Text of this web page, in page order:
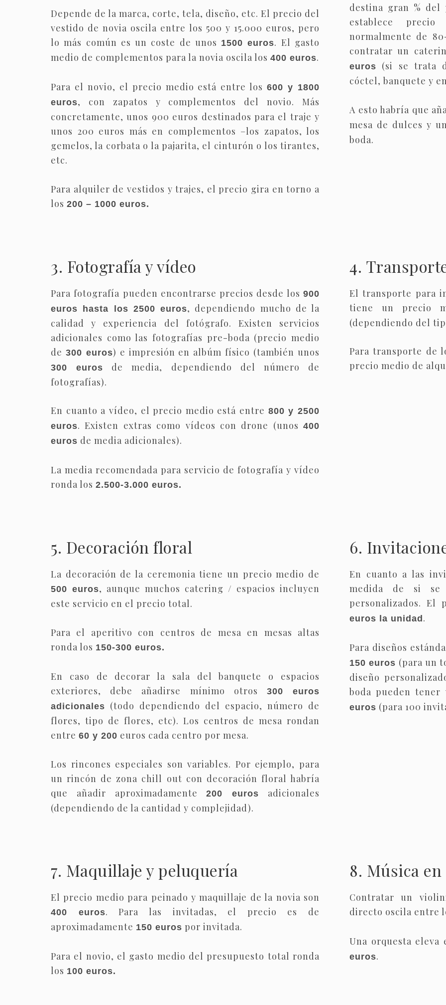
Depende de la marca, corte, tela, diseño, etc. El precio del
vestido de novia oscila entre los 500 y 15.000 euros, pero
lo más común es un coste de unos 1500 euros. El gasto
medio de complementos para la novia oscila los 400 euros.
Para el novio, el precio medio está entre los600 y 1800
euros, con zapatos y complementos del novio. Más
concretamente, unos 900 euros destinados para el traje y
unos 200 euros más en complementos –los zapatos, los
gemelos, la corbata o la pajarita, el cinturón o los tirantes,
etc.
Para alquiler de vestidos y trajes, el precio gira en torno a
los 200 – 1000 euros.
destina gran % del
establece
normalmente de
contratar un
euros
(si se trata
cóctel, banquete y
A esto habría que
mesa de dulces y
boda.
3. Fotografía y vídeo
Para fotografía pueden encontrarse precios desde los 900
euros hasta los 2500 euros, dependiendo mucho de la
calidad y experiencia del fotógrafo. Existen servicios
adicionales como las fotografías pre-boda (precio medio
de 300 euros) e impresión en albúm físico (también unos
300 euros
de media, dependiendo del número de
fotografías).
En cuanto a vídeo, el precio medio está entre 800 y 2500
euros. Existen extras como vídeos con drone (unos 400
euros de media adicionales).
La media recomendada para servicio de fotografía y vídeo
ronda los 2.500-3.000 euros.
4.
El transporte para
tiene un precio
(dependiendo del
Para transporte de
precio medio de
5. Decoración floral
La decoración de la ceremonia tiene un precio medio de
500 euros, aunque muchos catering / espacios incluyen
este servicio en el precio total.
Para el aperitivo con centros de mesa en mesas altas
ronda los 150-300 euros.
En caso de decorar la sala del banquete o espacios
exteriores, debe añadirse mínimo otros
300 euros
adicionales (todo dependiendo del espacio, número de
flores, tipo de flores, etc). Los centros de mesa rondan
entre 60 y 200 euros cada centro por mesa.
Los rincones especiales son variables. Por ejemplo, para
un rincón de zona chill out con decoración floral habría
que añadir aproximadamente200 euros
adicionales
(dependiendo de la cantidad y complejidad).
6.
En cuanto a las
medida de si se
personalizados.
euros la unidad.
Para diseños
150 euros (para un
diseño
boda pueden
euros (para 100
7. Maquillaje y peluquería
El precio medio para peinado y maquillaje de la novia son
400 euros. Para las invitadas, el precio es de
aproximadamente 150 euros por invitada.
Para el novio, el gasto medio del presupuesto total ronda
los 100 euros.
8. Música
Contratar un
directo oscila entre
Una orquesta
euros.